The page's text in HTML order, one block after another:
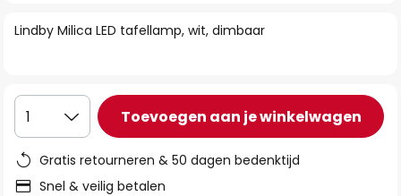
de
Lindby Milica LED tafellamp, wit, dimbaar
1 Toevoegen aan je winkelwagen
Gratis retourneren & 50 dagen bedenktijd
Snel & veilig betalen